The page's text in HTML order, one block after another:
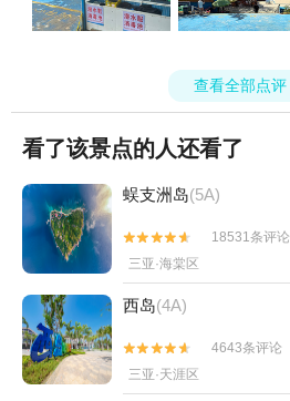
查看全部点评
看了该景点的人还看了
蜈支洲岛(5A)


18531条评论
三亚·海棠区
西岛(4A)


4643条评论
三亚·天涯区